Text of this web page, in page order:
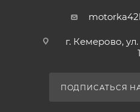
г. Кемерово,
ПОДПИСАТЬСЯ